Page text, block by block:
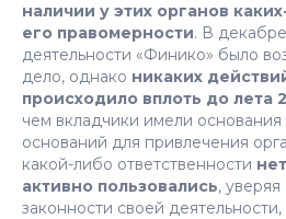
наличии у этих органов
его правомерности. В
деятельности «Финико» было
дело, однако никаких
происходило вплоть до лета
чем вкладчики имели основания
оснований для привлечения
какой-либо ответственности нет
активно пользовались,
законности своей